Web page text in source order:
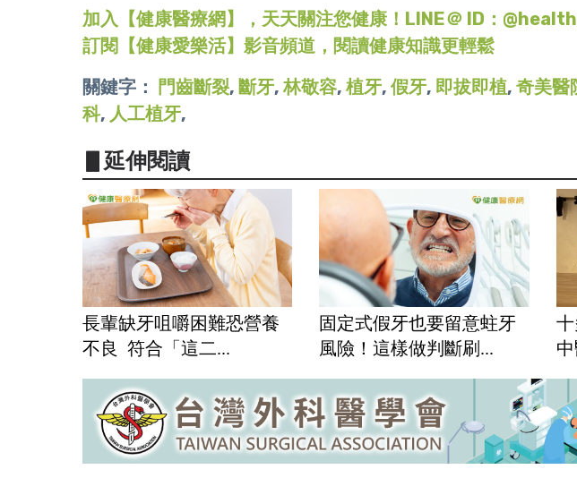
加入【健康醫療網】，天天關注您健康！LINE＠ ID：
訂閱【健康愛樂活】影音頻道，閱讀健康知識更輕鬆
關鍵字：
門齒斷裂, 斷牙,林敬容, 植牙, 假牙, 即拔即植, 奇美醫
科, 人工植牙,
▋延伸閱讀
長輩缺牙咀嚼困難恐營養
不良 符合「這二...
固定式假牙也要留意蛀牙
風險！這樣做判斷刷...